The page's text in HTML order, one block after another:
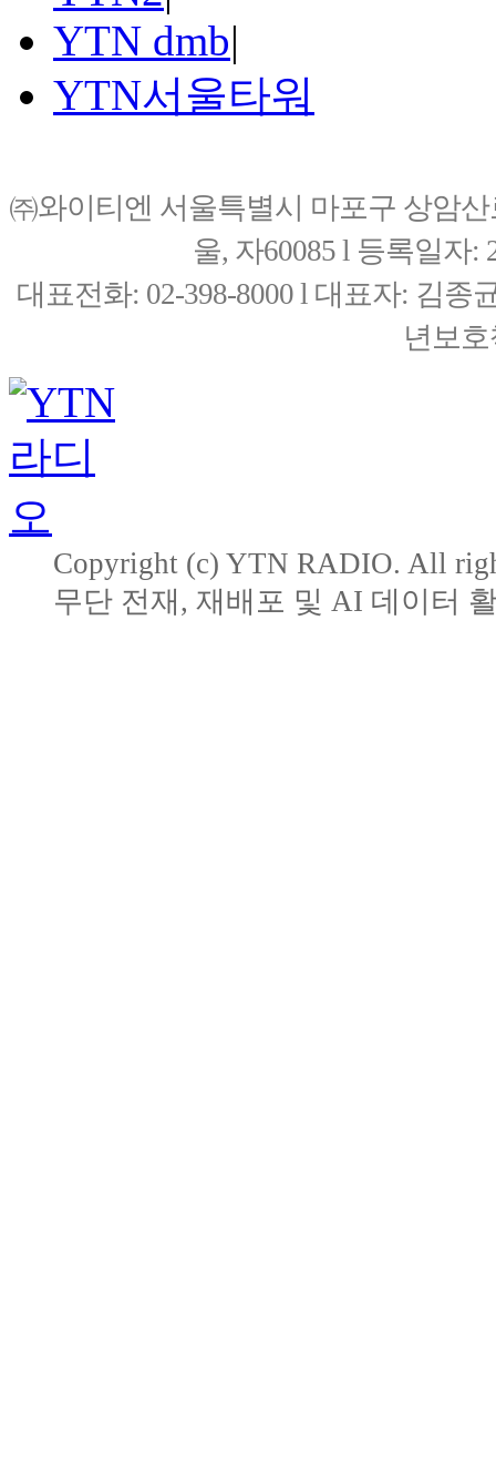
YTN dmb|
YTN서울타워
㈜와이티엔 서울특별시 마포구 상암
울, 자60085 l 등록일자:
대표전화: 02-398-8000 l 대표자: 김종
년보
Copyright (c) YTN RADIO. All
무단 전재, 재배포 및 AI 데이터